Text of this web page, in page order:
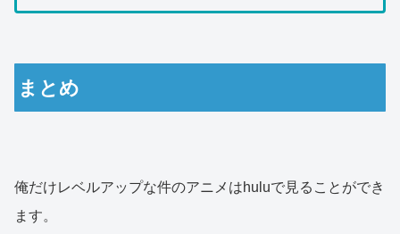
まとめ
俺だけレベルアップな件のアニメはhuluで見ることができ
ます。